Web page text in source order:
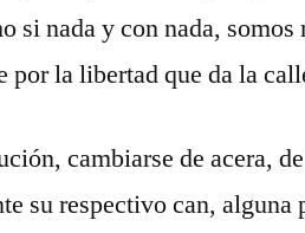
si nada y con nada, somos
por la libertad que da la
cambiarse de acera,
su respectivo can,